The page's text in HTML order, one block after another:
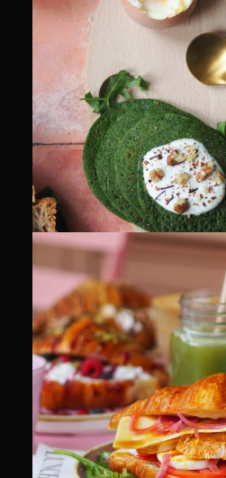
CULINAIRE
CULINAIRE